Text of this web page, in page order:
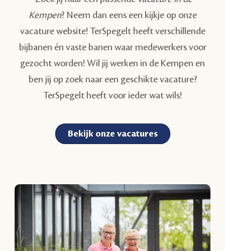
Kempen? Neem dan eens een kijkje op onze
vacature website! TerSpegelt heeft verschillende
bijbanen én vaste banen waar medewerkers voor
gezocht worden! Wil jij werken in de Kempen en
ben jij op zoek naar een geschikte vacature?
TerSpegelt heeft voor ieder wat wils!
Bekijk onze vacatures